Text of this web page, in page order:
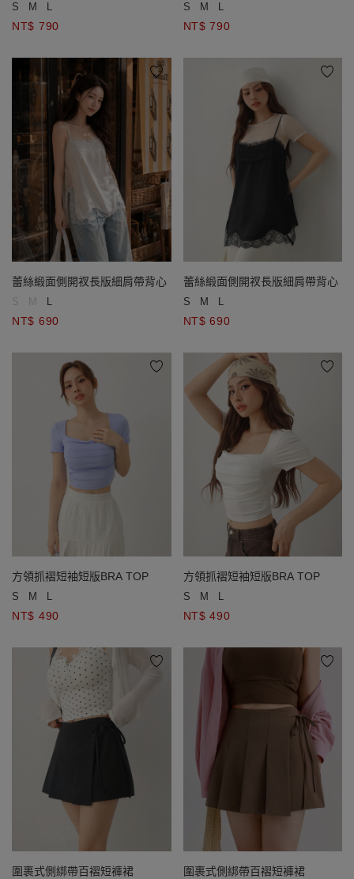
S M L
NT$ 790
S M L
NT$ 790
蕾絲緞面側開衩長版細肩帶背心
S M L
NT$ 690
蕾絲緞面側開衩長版細肩帶背心
S M L
NT$ 690
方領抓褶短袖短版BRA TOP
S M L
NT$ 490
方領抓褶短袖短版BRA TOP
S M L
NT$ 490
圍裹式側綁帶百褶短褲裙 圍裹式側綁帶百褶短褲裙